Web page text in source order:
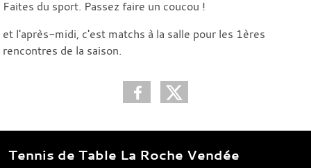
Faites du sport. Passez faire un coucou !
et l'après-midi, c'est matchs à la salle pour les 1ères
rencontres de la saison.
Tennis de Table La Roche Vendée